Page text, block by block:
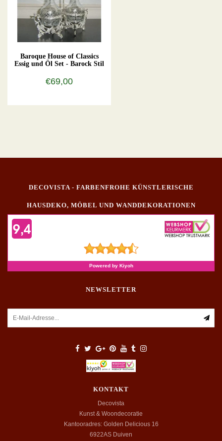
Baroque House of Classics
Essig und Öl Set - Barock Stil
€69,00
DECOVISTA - FARBENFROHE KÜNSTLERISCHE
HAUSDEKO, MÖBEL UND WANDDEKORATIONEN
NEWSLETTER
KONTAKT
Decovista
Kunst & Woondecoratie
Kantooradres: Golden Delicious 16
6922AS Duiven